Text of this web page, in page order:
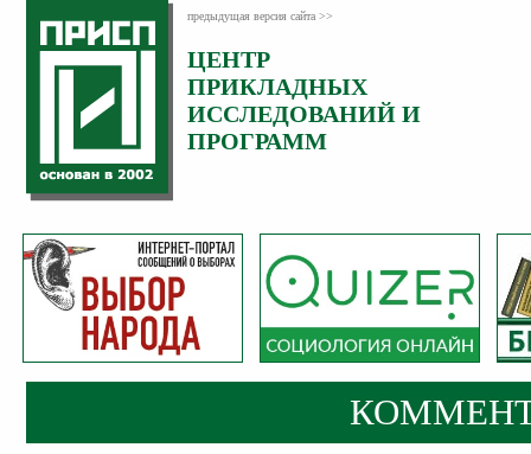
предыдущая версия сайта >>
ЦЕНТР
ПРИКЛАДНЫХ
ИССЛЕДОВАНИЙ И
ПРОГРАММ
Категория:
Комментарии